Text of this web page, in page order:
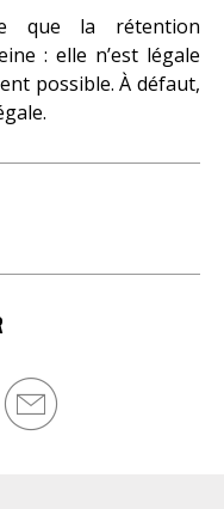
que la rétention
: elle n’est légale
possible. À défaut,